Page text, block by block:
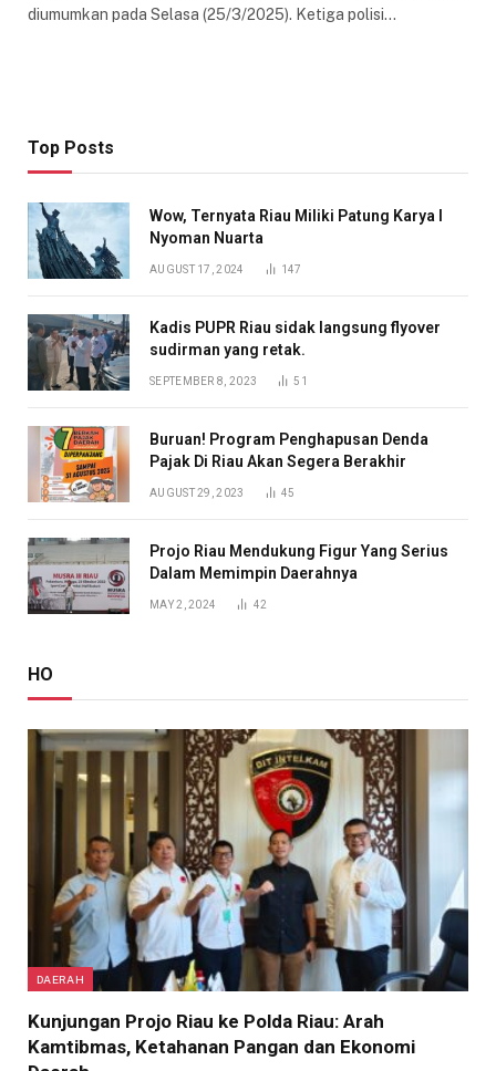
diumumkan pada Selasa (25/3/2025). Ketiga polisi…
Top Posts
Wow, Ternyata Riau Miliki Patung Karya I
Nyoman Nuarta
AUGUST 17, 2024 147
Kadis PUPR Riau sidak langsung flyover
sudirman yang retak.
SEPTEMBER 8, 2023 51
Buruan! Program Penghapusan Denda
Pajak Di Riau Akan Segera Berakhir
AUGUST 29, 2023 45
Projo Riau Mendukung Figur Yang Serius
Dalam Memimpin Daerahnya
MAY 2, 2024 42
HO
DAERAH
Kunjungan Projo Riau ke Polda Riau: Arah
Kamtibmas, Ketahanan Pangan dan Ekonomi